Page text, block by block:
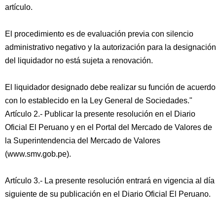
artículo.
El procedimiento es de evaluación previa con silencio
administrativo negativo y la autorización para la designación
del liquidador no está sujeta a renovación.
El liquidador designado debe realizar su función de acuerdo
con lo establecido en la Ley General de Sociedades."
Artículo 2.- Publicar la presente resolución en el Diario
Oficial El Peruano y en el Portal del Mercado de Valores de
la Superintendencia del Mercado de Valores
(www.smv.gob.pe).
Artículo 3.- La presente resolución entrará en vigencia al día
siguiente de su publicación en el Diario Oficial El Peruano.